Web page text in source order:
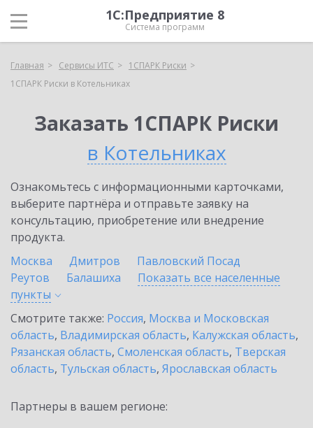
1С:Предприятие 8
Система программ
Главная Сервисы ИТС
1СПАРК Риски
1СПАРК Риски в Котельниках
Заказать 1СПАРК Риски
в Котельниках
Ознакомьтесь с информационными карточками,
выберите партнёра и отправьте заявку на
консультацию, приобретение или внедрение
продукта.
Москва
Дмитров
Павловский Посад
Реутов
Балашиха
Показать все населенные
пункты
Смотрите также: Россия, Москва и Московская
область, Владимирская область, Калужская область,
Рязанская область, Смоленская область, Тверская
область, Тульская область, Ярославская область
Партнеры в вашем регионе: